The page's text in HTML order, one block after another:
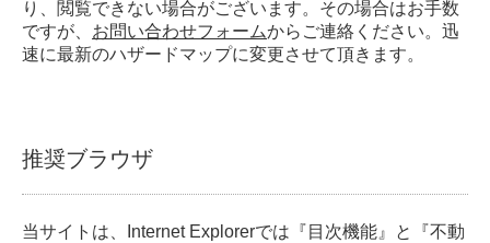
り、閲覧できない場合がございます。その場合はお手数
ですが、 お問い合わせフォームからご連絡ください。迅
速に最新のハザードマップに変更させて頂きます。
推奨ブラウザ
当サイトは、Internet Explorerでは『目次機能』と『不動